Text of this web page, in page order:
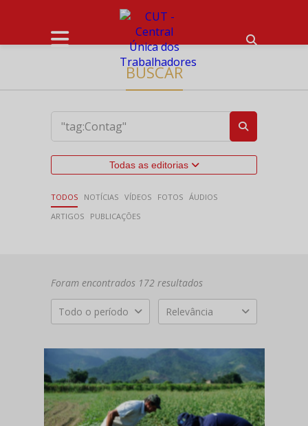
BUSCAR
Todas as editorias
TODOS NOTÍCIAS VÍDEOS FOTOS ÁUDIOS
ARTIGOS
PUBLICAÇÕES
Foram encontrados 172 resultados
Todo o período Relevância